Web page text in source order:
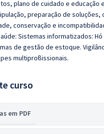
plano de cuidado e educação
preparação de soluções,
conservação e
Sistemas informatizados: Hó
de gestão de estoque.
multiproϐissionais.
curso
em PDF